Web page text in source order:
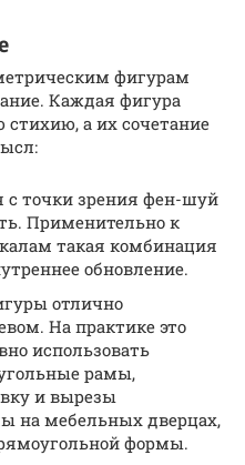
фигурам
Каждая фигура
а их сочетание
с точки зрения фен-шуй
Применительно к
такая комбинация
обновление.
отлично
На практике это
использовать
рамы,
и вырезы
на мебельных дверцах,
формы.